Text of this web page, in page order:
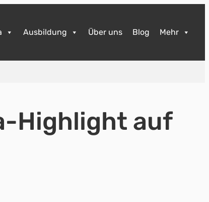
Ausbildung Über uns Blog Mehr
Highlight auf